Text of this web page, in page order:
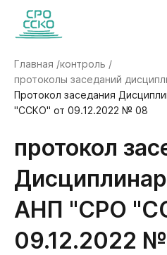
Главная /контроль /
протоколы заседаний
Протокол заседания
"ССКО" от 09.12.2022 № 08
Протокол заседания
АНП "СРО
09.12.2022